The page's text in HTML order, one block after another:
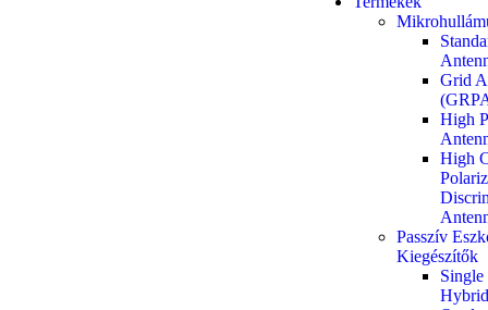
Grid
High
High
Passzív
Kiegészítők
Single